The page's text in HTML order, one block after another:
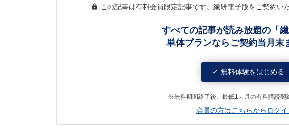
この記事は有料会員限定記事です。繊研電子版をご契約い
すべての記事が読み放題の「繊
単体プランならご契約当月末
無料体験をはじめる
※無料期間終了後、最低1カ月の有料購読契
会員の方はこちらからログイ